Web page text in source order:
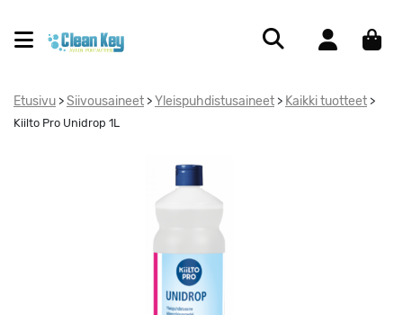
Etusivu > Siivousaineet > Yleispuhdistusaineet > Kaikki tuotteet >
Kiilto Pro Unidrop 1L